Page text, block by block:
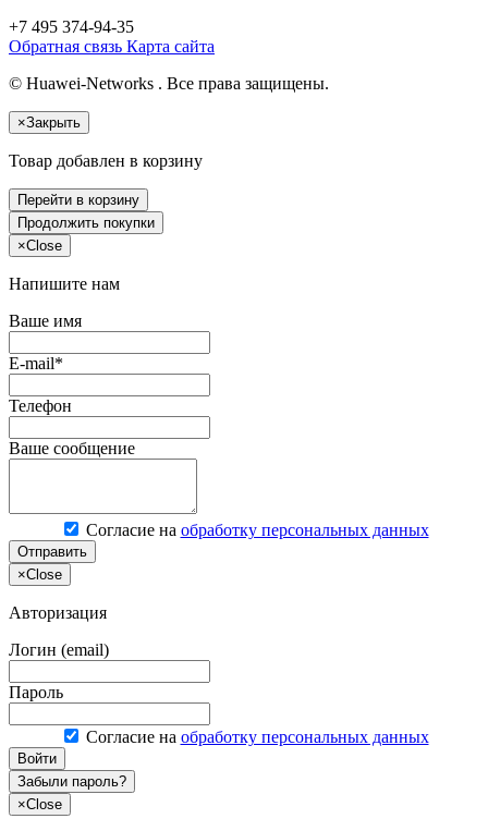
+7 495 374-94-35
Обратная связь Карта сайта
© Huawei-Networks . Все права защищены.
×Закрыть
Товар добавлен в корзину
Перейти в корзину
Продолжить покупки
×Close
Напишите нам
Ваше имя
E-mail*
Телефон
Ваше сообщение
Согласие на обработку персональных данных
Отправить
×Close
Авторизация
Логин (email)
Пароль
Согласие на обработку персональных данных
Войти
Забыли пароль?
×Close